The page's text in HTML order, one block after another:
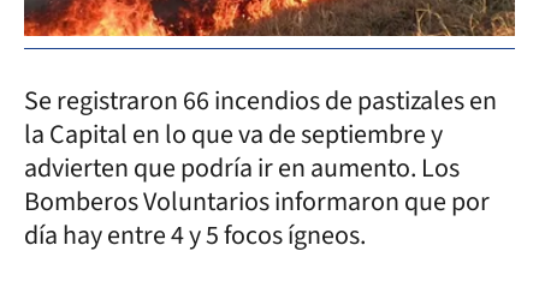
Se registraron 66 incendios de pastizales en
la Capital en lo que va de septiembre y
advierten que podría ir en aumento. Los
Bomberos Voluntarios informaron que por
día hay entre 4 y 5 focos ígneos.